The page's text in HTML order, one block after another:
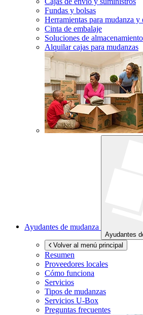
Fundas y bolsas
Herramientas para mudanza y
Cinta de embalaje
Soluciones de almacenamiento
Alquilar cajas para mudanzas
Ayudantes de mudanza
Ayudantes
Volver al menú principal
Resumen
Proveedores locales
Cómo funciona
Servicios
Tipos de mudanzas
Servicios U-Box
Preguntas frecuentes